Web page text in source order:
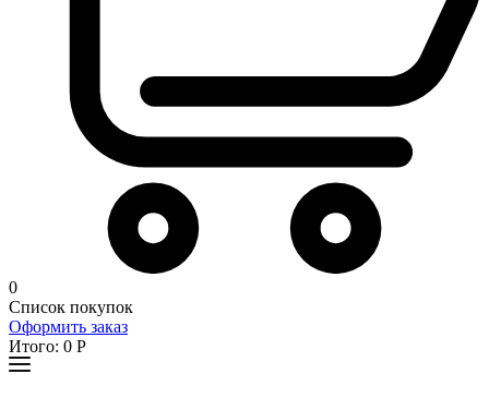
0
Список покупок
Оформить заказ
Итого: 0 Р